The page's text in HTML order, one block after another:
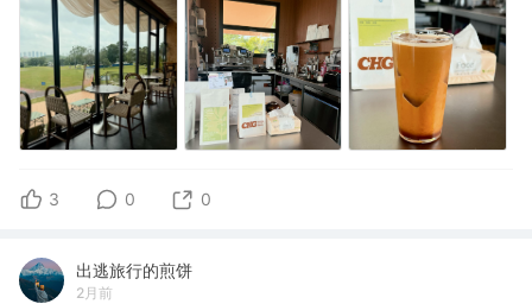
3 0 0
出逃旅行的煎饼
2月前